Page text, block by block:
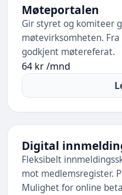
Møteportalen
Gir styret og komiteer
møtevirksomheten.
godkjent møtereferat.
64 kr /mnd
Digital
Fleksibelt
mot medlemsregister.
Mulighet for online